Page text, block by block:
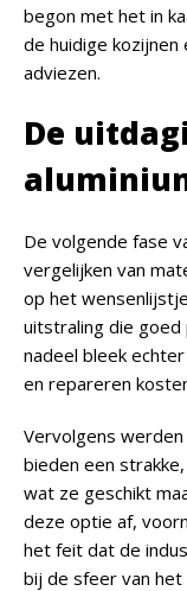
begon met het in
de huidige kozijnen
adviezen.
De
De volgende fase
vergelijken van
op het
uitstraling die
nadeel bleek
en repareren
Vervolgens
bieden een
wat ze geschikt
deze optie af,
het feit dat de
bij de sfeer van het